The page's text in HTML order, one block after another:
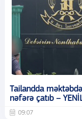
Tailandda
nəfərə çatıb –
09:07